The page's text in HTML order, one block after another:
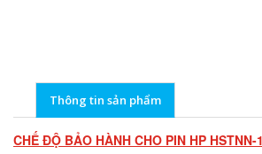
Thông tin sản phẩm
CHẾ ĐỘ BẢO HÀNH CHO PIN HP